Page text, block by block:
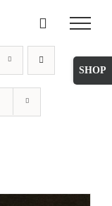
Toggle
Sliding